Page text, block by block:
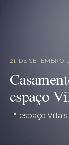
21 DE SETEMBRO
espaço
📍 espaço